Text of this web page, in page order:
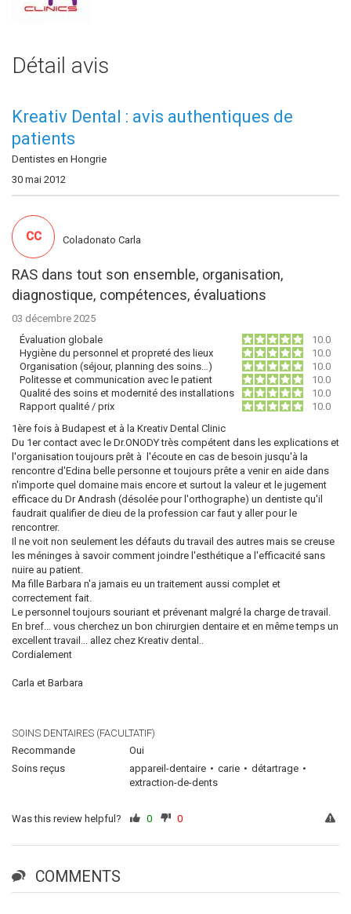
Détail avis
Kreativ Dental : avis authentiques de
patients
Dentistes en Hongrie
30 mai 2012
RAS dans tout son ensemble, organisation,
diagnostique, compétences, évaluations
03 décembre 2025
Évaluation globale
10.0
Hygiène du personnel et propreté des lieux
10.0
Organisation (séjour, planning des soins…)
10.0
Politesse et communication avec le patient
10.0
Qualité des soins et modernité des installations
10.0
Rapport qualité / prix
10.0
1ère fois à Budapest et à la Kreativ Dental Clinic
Du 1er contact avec le Dr.ONODY très compétent dans les explications et
l'organisation toujours prêt à l'écoute en cas de besoin jusqu'à la
rencontre d'Edina belle personne et toujours prête a venir en aide dans
n'importe quel domaine mais encore et surtout la valeur et le jugement
efficace du Dr Andrash (désolée pour l'orthographe) un dentiste qu'il
faudrait qualifier de dieu de la profession car faut y aller pour le
rencontrer.
Il ne voit non seulement les défauts du travail des autres mais se creuse
les méninges à savoir comment joindre l'esthétique a l'efficacité sans
nuire au patient.
Ma fille Barbara n'a jamais eu un traitement aussi complet et
correctement fait.
Le personnel toujours souriant et prévenant malgré la charge de travail.
En bref... vous cherchez un bon chirurgien dentaire et en même temps un
excellent travail... allez chez Kreativ dental..
Cordialement
Carla et Barbara
SOINS DENTAIRES (FACULTATIF)
Recommande
Oui
Soins reçus
appareil-dentaire carie
détartrage
extraction-de-dents
CC Coladonato Carla
Was this review helpful? 0 0
COMMENTS